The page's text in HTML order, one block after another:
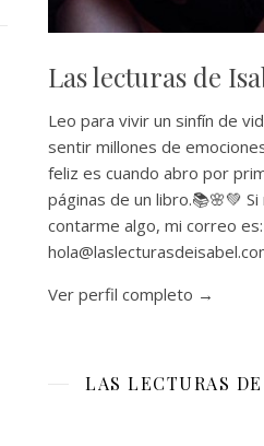
Las lecturas de
Leo para vivir un sinfín de
sentir millones de
feliz es cuando abro por
páginas de un libro.📚🌸💚
contarme algo, mi correo es:
Ver perfil completo →
LAS LECTURAS